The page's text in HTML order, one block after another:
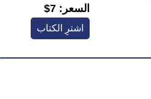
السعر: 7$
اشترِ الكتاب